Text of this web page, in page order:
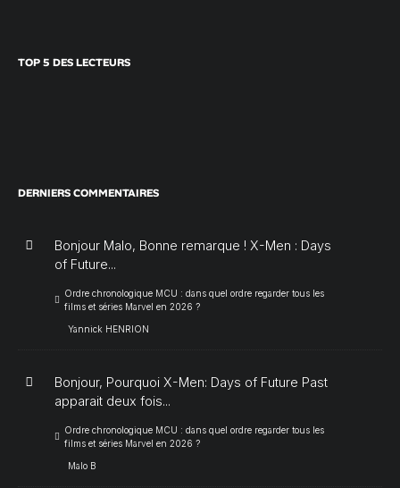
TOP 5 DES LECTEURS
DERNIERS COMMENTAIRES
Bonjour Malo, Bonne remarque ! X-Men : Days
of Future...
Ordre chronologique MCU : dans quel ordre regarder tous les
films et séries Marvel en 2026 ?
Yannick HENRION
Bonjour, Pourquoi X-Men: Days of Future Past
apparait deux fois...
Ordre chronologique MCU : dans quel ordre regarder tous les
films et séries Marvel en 2026 ?
Malo B